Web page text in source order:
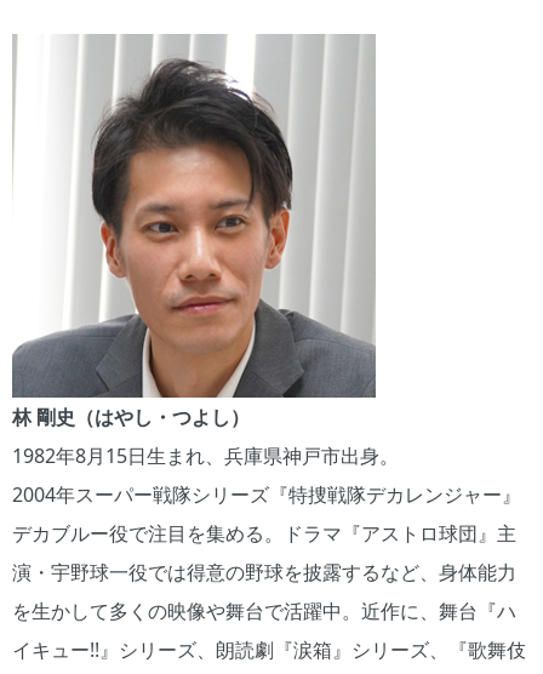
林 剛史（はやし・つよし）
1982年8月15日生まれ、兵庫県神戸市出身。
2004年スーパー戦隊シリーズ『特捜戦隊デカレンジャー』
デカブルー役で注目を集める。ドラマ『アストロ球団』主
演・宇野球一役では得意の野球を披露するなど、身体能力
を生かして多くの映像や舞台で活躍中。近作に、舞台『ハ
イキュー!!』シリーズ、朗読劇『涙箱』シリーズ、『歌舞伎